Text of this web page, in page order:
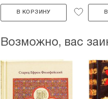
В КОРЗИНУ
Возможно, вас